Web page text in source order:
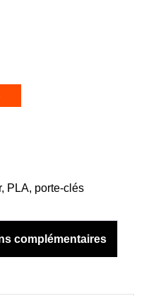
, PLA, porte-clés
complémentaires